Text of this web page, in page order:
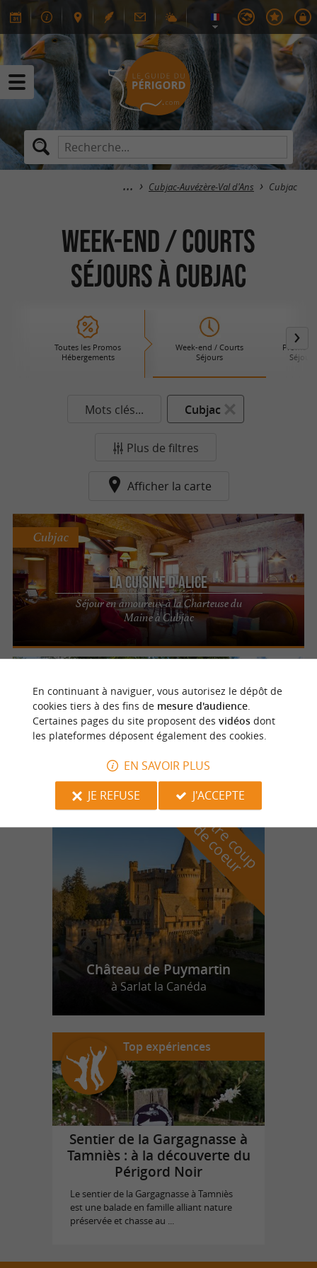
Cubjac-Auvézère-Val d'Ans Cubjac
Week-end / Courts
Séjours à Cubjac
Toutes les Promos
Hébergements
Week-end / Courts
Séjours
Mots clés... Cubjac
Plus de filtres
Afficher la carte
La Cuisine d'Alice
Séjour en amoureux à la Charteuse du
Maine à Cubjac
Cubjac
Camping d'Auberoche
Loger dans un camping dans la Vallée de
l'Auvezère
n
o
t
r
e
c
o
u
p
d
e
c
o
e
u
r
Château de Puymartin
à Sarlat la Canéda
Top expériences
Sentier de la Gargagnasse à
Tamniès : à la découverte du
Périgord Noir
Le sentier de la Gargagnasse à Tamniès
est une balade en famille alliant nature
préservée et chasse au ...
En continuant à naviguer, vous autorisez le dépôt de
cookies tiers à des fins de mesure d'audience.
Certaines pages du site proposent des vidéosdont
les plateformes déposent également des cookies.
EN SAVOIR PLUS
JE REFUSE
J'ACCEPTE